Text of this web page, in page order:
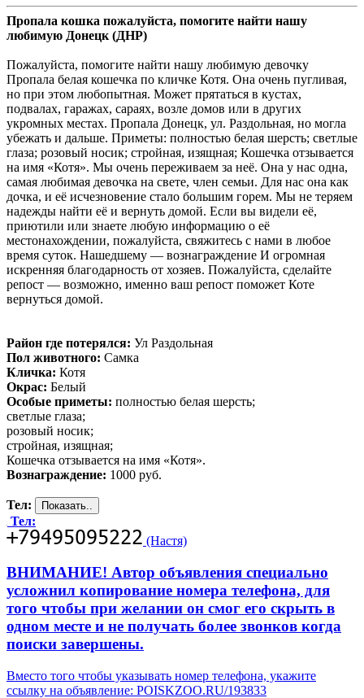
Пропала кошка пожалуйста, помогите найти нашу
любимую Донецк (ДНР)
Пожалуйста, помогите найти нашу любимую девочку
Пропала белая кошечка по кличке Котя. Она очень пугливая,
но при этом любопытная. Может прятаться в кустах,
подвалах, гаражах, сараях, возле домов или в других
укромных местах. Пропала Донецк, ул. Раздольная, но могла
убежать и дальше. Приметы: полностью белая шерсть; светлые
глаза; розовый носик; стройная, изящная; Кошечка отзывается
на имя «Котя». Мы очень переживаем за неё. Она у нас одна,
самая любимая девочка на свете, член семьи. Для нас она как
дочка, и её исчезновение стало большим горем. Мы не теряем
надежды найти её и вернуть домой. Если вы видели её,
приютили или знаете любую информацию о её
местонахождении, пожалуйста, свяжитесь с нами в любое
время суток. Нашедшему — вознаграждение И огромная
искренняя благодарность от хозяев. Пожалуйста, сделайте
репост — возможно, именно ваш репост поможет Коте
вернуться домой.
Район где потерялся: Ул Раздольная
Пол животного: Самка
Кличка: Котя
Окрас: Белый
Особые приметы: полностью белая шерсть;
светлые глаза;
розовый носик;
стройная, изящная;
Кошечка отзывается на имя «Котя».
Вознаграждение: 1000 руб.
Тел:
Тел:
(Настя)
ВНИМАНИЕ! Автор объявления специально
усложнил копирование номера телефона, для
того чтобы при желании он смог его скрыть в
одном месте и не получать более звонков когда
поиски завершены.
Вместо того чтобы указывать номер телефона, укажите
ссылку на объявление: POISKZOO.RU/193833